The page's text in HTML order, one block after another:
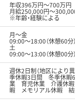
年収396万円～700万円
月給250,000円～
※年齢・経験による
月～金
09:00～18:00（休憩60分）
土
09:00～13:00（休憩00分）
週休2日制（地区によ
季休暇3日間 冬季休
業 育児休業 介護休
暇 メモリアル休暇